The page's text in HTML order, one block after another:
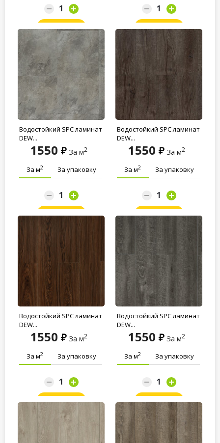
Водостойкий SPC ламинат
DEW...
1550 За м2
За м2 За упаковку
Водостойкий SPC ламинат
DEW...
1550 За м2
За м2 За упаковку
Водостойкий SPC ламинат
DEW...
1550 За м2
За м2 За упаковку
Водостойкий SPC ламинат
DEW...
1550 За м2
За м2 За упаковку